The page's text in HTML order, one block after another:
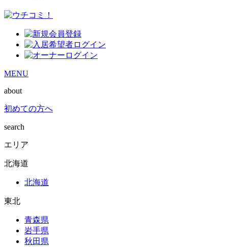
MENU
about
初めての方へ
search
エリア
北海道
北海道
東北
青森県
岩手県
秋田県